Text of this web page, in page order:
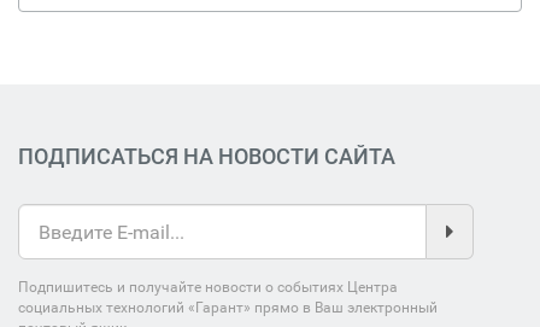
ПОДПИСАТЬСЯ НА НОВОСТИ САЙТА
Подпишитесь и получайте новости о событиях Центра
социальных технологий «Гарант» прямо в Ваш электронный